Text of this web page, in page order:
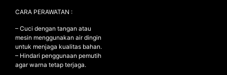
CARA PERAWATAN :
– Cuci dengan tangan atau
mesin menggunakan air dingin
untuk menjaga kualitas bahan.
– Hindari penggunaan pemutih
agar warna tetap terjaga.